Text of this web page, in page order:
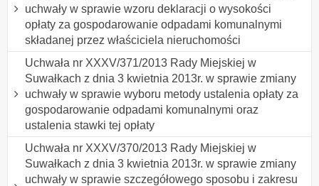
uchwały w sprawie wzoru deklaracji o wysokości
opłaty za gospodarowanie odpadami komunalnymi
składanej przez właściciela nieruchomości
Uchwała nr XXXV/371/2013 Rady Miejskiej w
Suwałkach z dnia 3 kwietnia 2013r. w sprawie zmiany
uchwały w sprawie wyboru metody ustalenia opłaty za
gospodarowanie odpadami komunalnymi oraz
ustalenia stawki tej opłaty
Uchwała nr XXXV/370/2013 Rady Miejskiej w
Suwałkach z dnia 3 kwietnia 2013r. w sprawie zmiany
uchwały w sprawie szczegółowego sposobu i zakresu